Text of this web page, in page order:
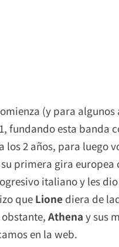
(y para algunos
fundando esta banda
los 2 años, para luego
primera gira europea
italiano y les
que Lione diera de
Athena y sus
en la web.